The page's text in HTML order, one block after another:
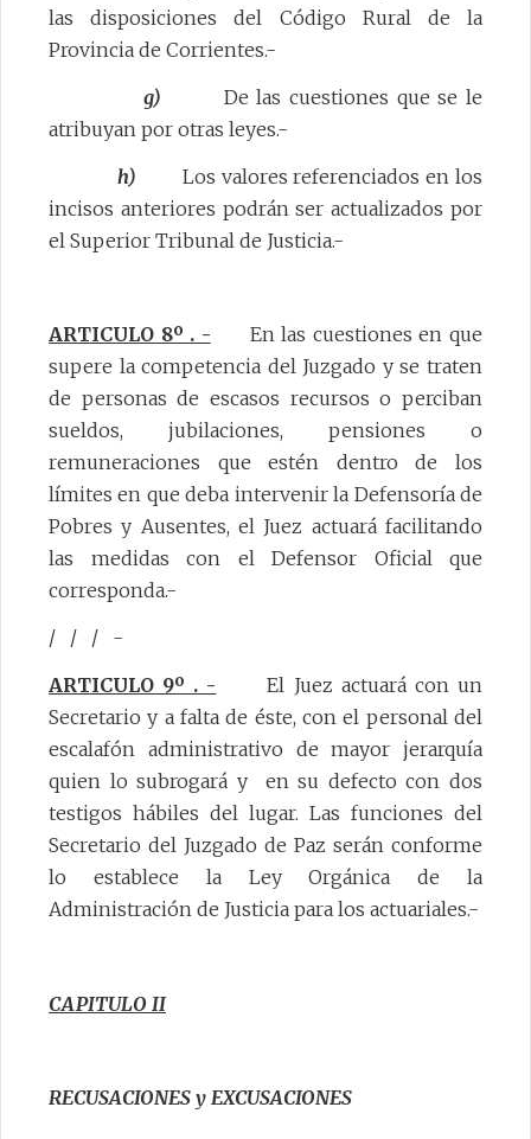
las disposiciones del Código Rural de la
Provincia de Corrientes.-
g) De las cuestiones que se le
atribuyan por otras leyes.-
h) Los valores referenciados en los
incisos anteriores podrán ser actualizados por
el Superior Tribunal de Justicia.-
ARTICULO 8º . - En las cuestiones en que
supere la competencia del Juzgado y se traten
de personas de escasos recursos o perciban
sueldos, jubilaciones, pensiones o
remuneraciones que estén dentro de los
límites en que deba intervenir la Defensoría de
Pobres y Ausentes, el Juez actuará facilitando
las medidas con el Defensor Oficial que
corresponda.-
/ / / -
ARTICULO 9º . - El Juez actuará con un
Secretario y a falta de éste, con el personal del
escalafón administrativo de mayor jerarquía
quien lo subrogará y en su defecto con dos
testigos hábiles del lugar. Las funciones del
Secretario del Juzgado de Paz serán conforme
lo establece la Ley Orgánica de la
Administración de Justicia para los actuariales.-
CAPITULO II
RECUSACIONES y EXCUSACIONES